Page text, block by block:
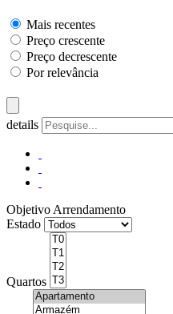
Mais recentes
Preço crescente
Preço decrescente
Por relevância
details
Objetivo Arrendamento
Estado
Quartos